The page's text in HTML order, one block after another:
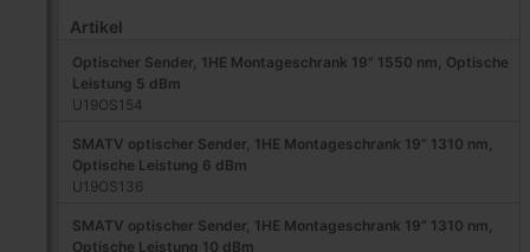
Artikel
Optischer Sender, 1HE Montageschrank 19" 1550 nm, Optische
Leistung 5 dBm
U19OS154
SMATV optischer Sender, 1HE Montageschrank 19” 1310 nm,
Optische Leistung 6 dBm
U19OS136
SMATV optischer Sender, 1HE Montageschrank 19” 1310 nm,
Optische Leistung 10 dBm